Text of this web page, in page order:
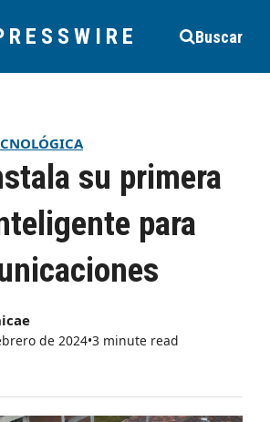
Buscar
su primera
para
de 2024•3 minute read